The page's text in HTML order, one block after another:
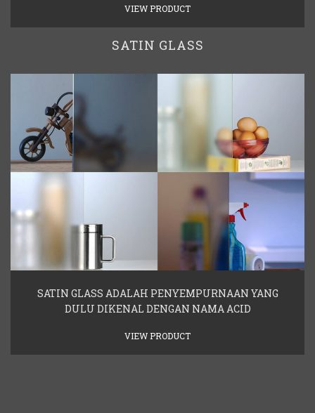
VIEW PRODUCT
SATIN GLASS
SATIN GLASS ADALAH PENYEMPURNAAN YANG
DULU DIKENAL DENGAN NAMA ACID
VIEW PRODUCT